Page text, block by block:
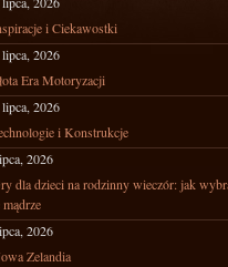
i Ciekawostki
lipca, 2026
Era Motoryzacji
lipca, 2026
i Konstrukcje
2026
dla dzieci na rodzinny wieczór: jak
mądrze
2026
Zelandia